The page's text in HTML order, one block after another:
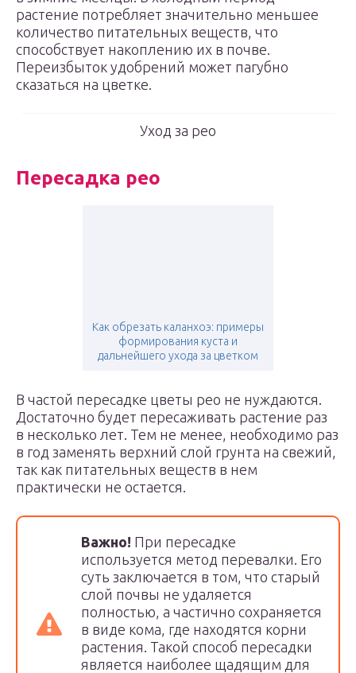
растение потребляет значительно меньшее
количество питательных веществ, что
способствует накоплению их в почве.
Переизбыток удобрений может пагубно
сказаться на цветке.
Уход за рео
Пересадка рео
Как обрезать каланхоэ: примеры
формирования куста и
дальнейшего ухода за цветком
В частой пересадке цветы рео не нуждаются.
Достаточно будет пересаживать растение раз
в несколько лет. Тем не менее, необходимо раз
в год заменять верхний слой грунта на свежий,
так как питательных веществ в нем
практически не остается.
Важно! При пересадке
используется метод перевалки. Его
суть заключается в том, что старый
слой почвы не удаляется
полностью, а частично сохраняется
в виде кома, где находятся корни
растения. Такой способ пересадки
является наиболее щадящим для